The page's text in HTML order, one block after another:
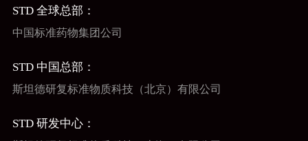
STD 全球总部：
中国标准药物集团公司
STD 中国总部：
斯坦德研复标准物质科技（北京）有限公司
STD 研发中心：